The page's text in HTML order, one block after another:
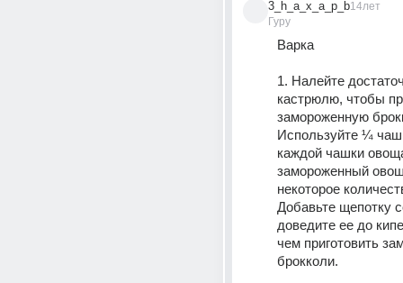
3_h_a_x_a_p_b
Гуру
14лет
Варка
1. Налейте
кастрюлю, чтобы
замороженную
Используйте ¼
каждой чашки
замороженный
некоторое
Добавьте щепотку
доведите ее до
чем приготовить
брокколи.